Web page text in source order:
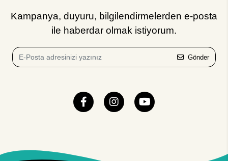
Kampanya, duyuru, bilgilendirmelerden e-posta
ile haberdar olmak istiyorum.
Gönder